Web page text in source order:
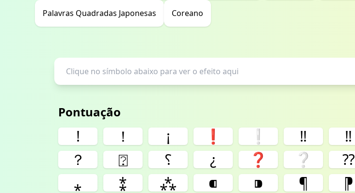
Palavras Quadradas Japonesas Coreano
Pontuação
! ！ ¡ ❗ ❕ ‼ ‼️
？
⍰ ⸮ ¿ ❓ ❔ ⁇
⁎
⁑ ⁂ ⁌ ⁍ ¶ ⁋